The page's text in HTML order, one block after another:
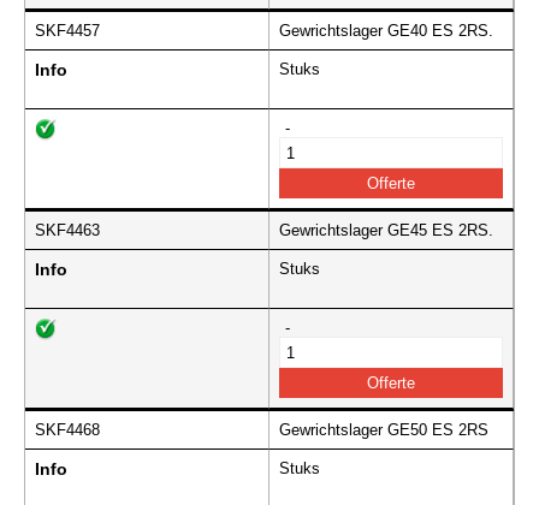
SKF4457 Gewrichtslager GE40 ES 2RS.
Info Stuks
-
SKF4463 Gewrichtslager GE45 ES 2RS.
Info Stuks
-
SKF4468 Gewrichtslager GE50 ES 2RS
Info Stuks